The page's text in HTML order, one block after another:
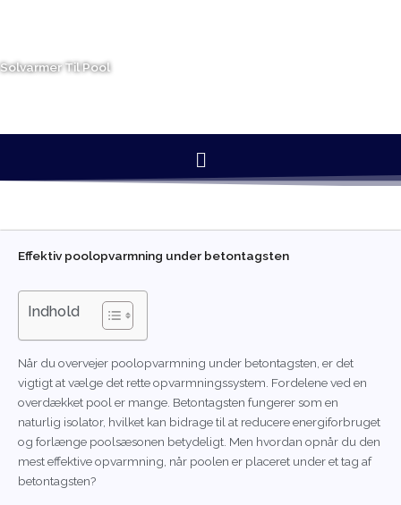
Solvarmer Til Pool
Menu
Effektiv poolopvarmning under betontagsten
Indhold
Når du overvejer poolopvarmning under betontagsten, er det
vigtigt at vælge det rette opvarmningssystem. Fordelene ved en
overdækket pool er mange. Betontagsten fungerer som en
naturlig isolator, hvilket kan bidrage til at reducere energiforbruget
og forlænge poolsæsonen betydeligt. Men hvordan opnår du den
mest effektive opvarmning, når poolen er placeret under et tag af
betontagsten?